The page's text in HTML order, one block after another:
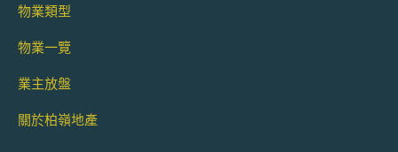
物業類型
物業一覽
業主放盤
關於柏嶺地產